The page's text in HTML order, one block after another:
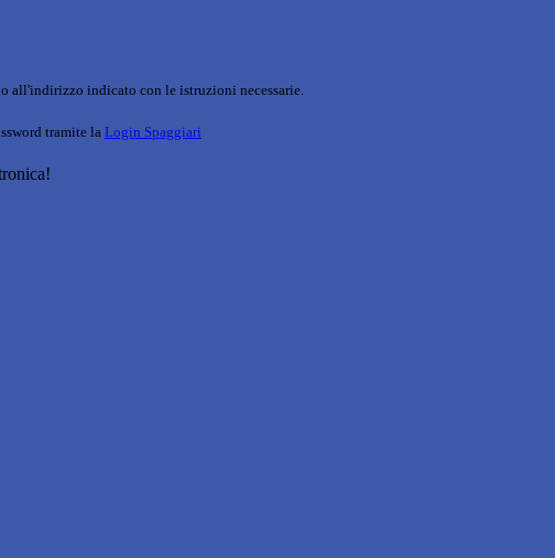
all'indirizzo indicato con le istruzioni necessarie.
tramite la Login Spaggiari